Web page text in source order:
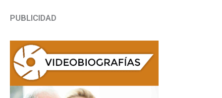
PUBLICIDAD